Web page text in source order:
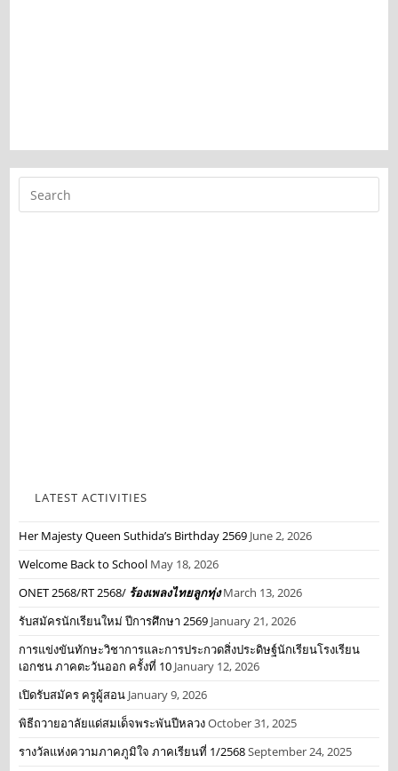
LATEST ACTIVITIES
Her Majesty Queen Suthida’s Birthday 2569 June 2, 2026
Welcome Back to School May 18, 2026
ONET 2568/RT 2568/ ร้องเพลงไทยลูกทุ่ง March 13, 2026
รับสมัครนักเรียนใหม่ ปีการศึกษา 2569 January 21, 2026
การแข่งขันทักษะวิชาการและการประกวดสิ่งประดิษฐ์นักเรียนโรงเรียน
เอกชน ภาคตะวันออก ครั้งที่ 10 January 12, 2026
เปิดรับสมัคร ครูผู้สอน January 9, 2026
พิธีถวายอาลัยแด่สมเด็จพระพันปีหลวงOctober 31, 2025
รางวัลแห่งความภาคภูมิใจ ภาคเรียนที่ 1/2568September 24, 2025